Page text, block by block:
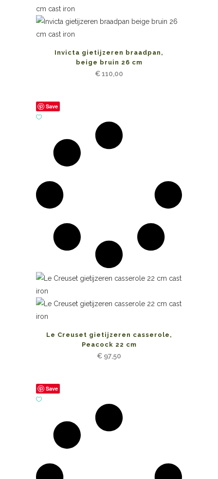
Invicta gietijzeren braadpan,
beige bruin 26 cm
€110,00
Save
Le Creuset gietijzeren casserole,
Peacock 22 cm
€ 97,50
Save